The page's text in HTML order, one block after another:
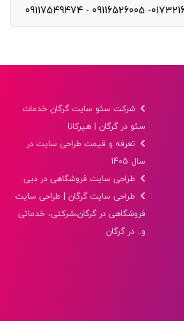
شرکت سئو سایت گرگان خدمات
سئو در گرگان | هیرکانا
تعرفه و قیمت طراحی سایت در
سال 1405
طراحی سایت فروشگاهی در دبی
طراحی سایت گرگان | طراحی سایت
فروشگاهی در گرگان،شرکتی، خدماتی
و.. در گرگان